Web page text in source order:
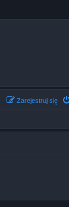
Zarejestruj się